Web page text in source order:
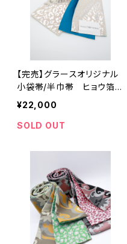
【完売】グラースオリジナル
小袋帯/半巾帯 ヒョウ箔プ
リント BE レディース
帯 レオパード
¥22,000
SOLD OUT